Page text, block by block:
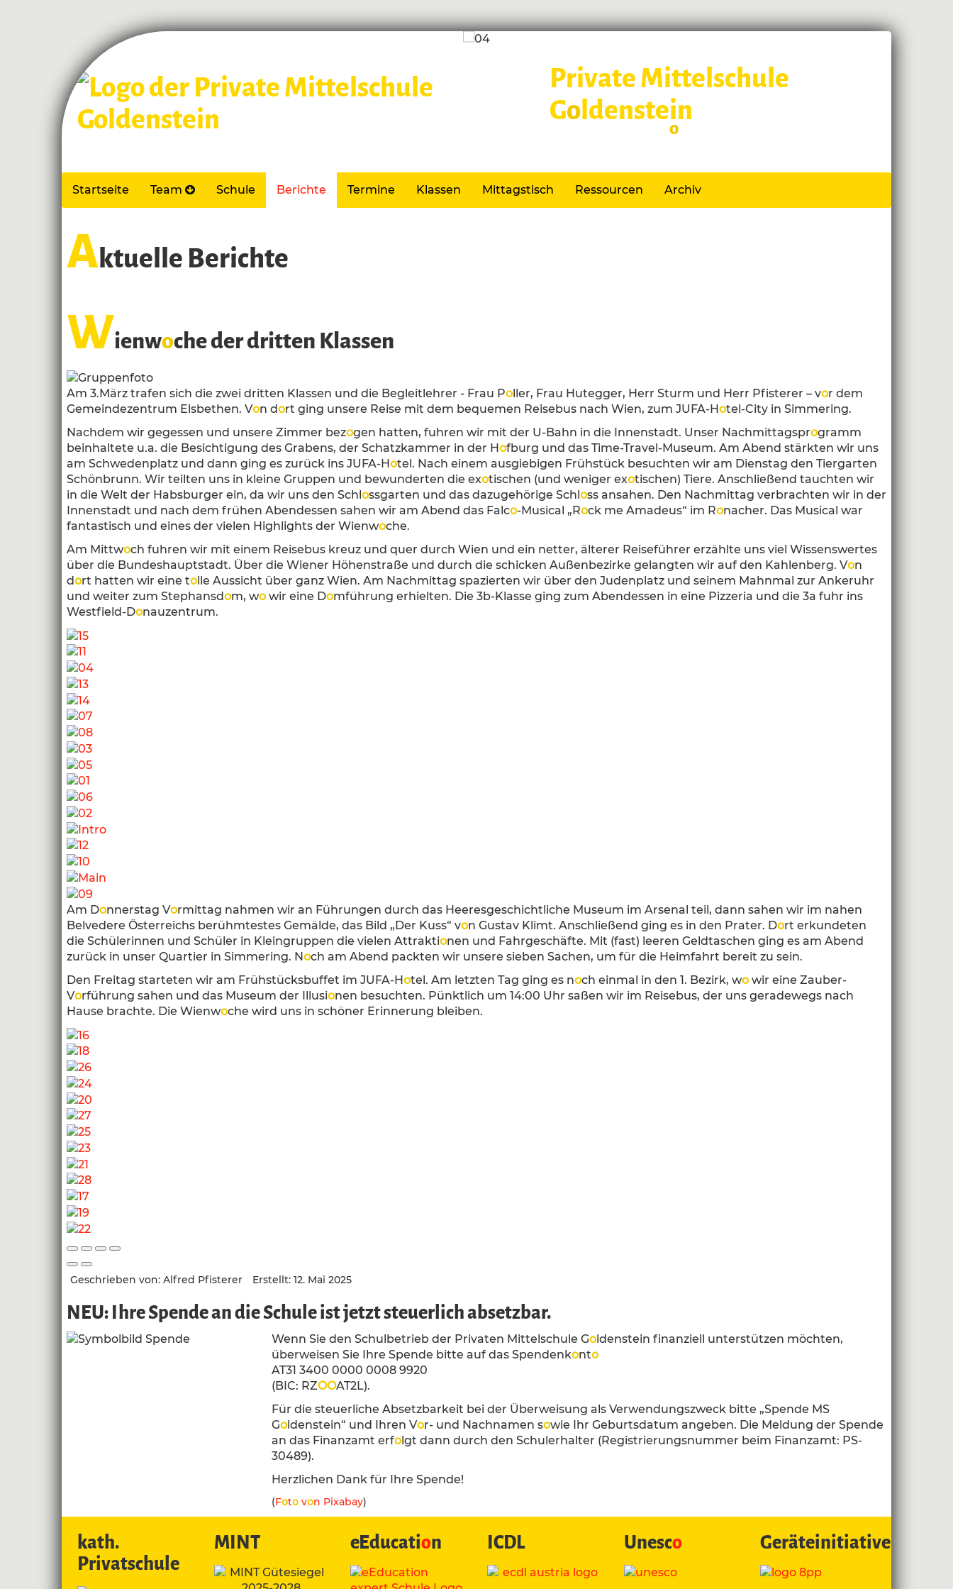
Private Mittelschule
Goldenstein
Lernen im Schlo
Startseite Team Schule Berichte Termine Klassen Mittagstisch Ressourcen Archiv
Aktuelle Berichte
Wienwoche der dritten Klassen
Am 3.März trafen sich die zwei dritten Klassen und die Begleitlehrer - Frau Poller, Frau Hutegger, Herr Sturm und Herr Pfisterer – vor dem
Gemeindezentrum Elsbethen. Von dort ging unsere Reise mit dem bequemen Reisebus nach Wien, zum JUFA-Hotel-City in Simmering.
Nachdem wir gegessen und unsere Zimmer bezogen hatten, fuhren wir mit der U-Bahn in die Innenstadt. Unser Nachmittagsprogramm
beinhaltete u.a. die Besichtigung des Grabens, der Schatzkammer in der Hofburg und das Time-Travel-Museum. Am Abend stärkten wir uns
am Schwedenplatz und dann ging es zurück ins JUFA-Hotel. Nach einem ausgiebigen Frühstück besuchten wir am Dienstag den Tiergarten
Schönbrunn. Wir teilten uns in kleine Gruppen und bewunderten die exotischen (und weniger exotischen) Tiere. Anschließend tauchten wir
in die Welt der Habsburger ein, da wir uns den Schlossgarten und das dazugehörige Schloss ansahen. Den Nachmittag verbrachten wir in der
Innenstadt und nach dem frühen Abendessen sahen wir am Abend das Falco-Musical „Rock me Amadeus“ im Ronacher. Das Musical war
fantastisch und eines der vielen Highlights der Wienwoche.
Am Mittwoch fuhren wir mit einem Reisebus kreuz und quer durch Wien und ein netter, älterer Reiseführer erzählte uns viel Wissenswertes
über die Bundeshauptstadt. Über die Wiener Höhenstraße und durch die schicken Außenbezirke gelangten wir auf den Kahlenberg. Von
dort hatten wir eine tolle Aussicht über ganz Wien. Am Nachmittag spazierten wir über den Judenplatz und seinem Mahnmal zur Ankeruhr
und weiter zum Stephansdom, wowir eine Domführung erhielten. Die 3b-Klasse ging zum Abendessen in eine Pizzeria und die 3a fuhr ins
Westfield-Donauzentrum.
Am Donnerstag Vormittag nahmen wir an Führungen durch das Heeresgeschichtliche Museum im Arsenal teil, dann sahen wir im nahen
Belvedere Österreichs berühmtestes Gemälde, das Bild „Der Kuss“ von Gustav Klimt. Anschließend ging es in den Prater. Dort erkundeten
die Schülerinnen und Schüler in Kleingruppen die vielen Attraktionen und Fahrgeschäfte. Mit (fast) leeren Geldtaschen ging es am Abend
zurück in unser Quartier in Simmering. Noch am Abend packten wir unsere sieben Sachen, um für die Heimfahrt bereit zu sein.
Den Freitag starteten wir am Frühstücksbuffet im JUFA-Hotel. Am letzten Tag ging es noch einmal in den 1. Bezirk, wowir eine Zauber-
Vorführung sahen und das Museum der Illusionen besuchten. Pünktlich um 14:00 Uhr saßen wir im Reisebus, der uns geradewegs nach
Hause brachte. Die Wienwoche wird uns in schöner Erinnerung bleiben.
Geschrieben von: Alfred Pfisterer Erstellt: 12. Mai 2025
NEU: Ihre Spende an die Schule ist jetzt steuerlich absetzbar.
Wenn Sie den Schulbetrieb der Privaten Mittelschule Goldenstein finanziell unterstützen möchten,
überweisen Sie Ihre Spende bitte auf das Spendenkonto
AT31 3400 0000 0008 9920
(BIC: RZOOAT2L).
Für die steuerliche Absetzbarkeit bei der Überweisung als Verwendungszweck bitte „Spende MS
Goldenstein“ und Ihren Vor- und Nachnamen sowie Ihr Geburtsdatum angeben. Die Meldung der Spende
an das Finanzamt erfolgt dann durch den Schulerhalter (Registrierungsnummer beim Finanzamt: PS-
30489).
Herzlichen Dank für Ihre Spende!
(Foto von Pixabay)
kath.
Privatschule
MINT eEducation ICDL Unesco Geräteinitiative